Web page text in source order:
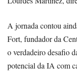
A jornada contou
Fort, fundador da
o verdadeiro desafio
potencial da IA com